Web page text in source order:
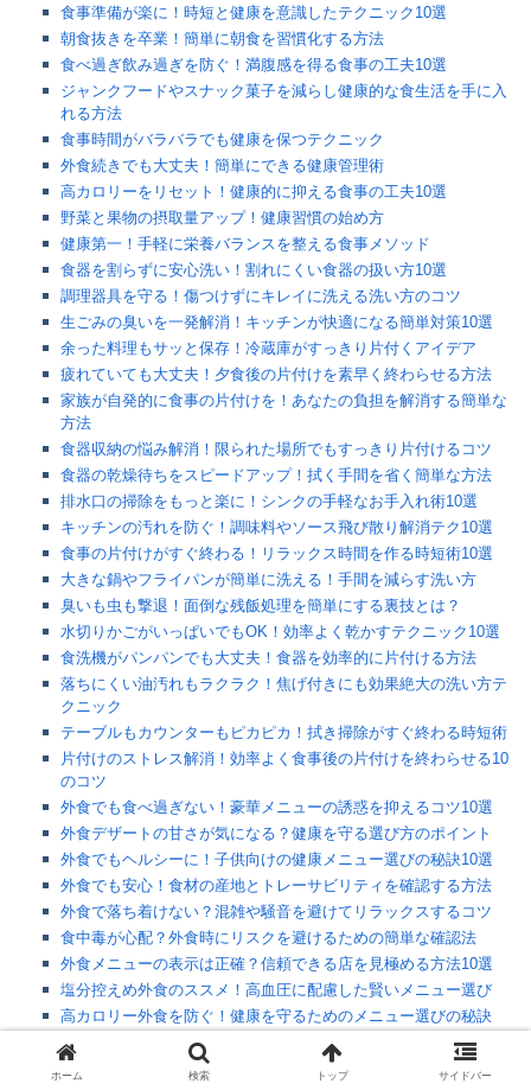
食事準備が楽に！時短と健康を意識したテクニック10選
朝食抜きを卒業！簡単に朝食を習慣化する方法
食べ過ぎ飲み過ぎを防ぐ！満腹感を得る食事の工夫10選
ジャンクフードやスナック菓子を減らし健康的な食生活を手に入
れる方法
食事時間がバラバラでも健康を保つテクニック
外食続きでも大丈夫！簡単にできる健康管理術
高カロリーをリセット！健康的に抑える食事の工夫10選
野菜と果物の摂取量アップ！健康習慣の始め方
健康第一！手軽に栄養バランスを整える食事メソッド
食器を割らずに安心洗い！割れにくい食器の扱い方10選
調理器具を守る！傷つけずにキレイに洗える洗い方のコツ
生ごみの臭いを一発解消！キッチンが快適になる簡単対策10選
余った料理もサッと保存！冷蔵庫がすっきり片付くアイデア
疲れていても大丈夫！夕食後の片付けを素早く終わらせる方法
家族が自発的に食事の片付けを！あなたの負担を解消する簡単な
方法
食器収納の悩み解消！限られた場所でもすっきり片付けるコツ
食器の乾燥待ちをスピードアップ！拭く手間を省く簡単な方法
排水口の掃除をもっと楽に！シンクの手軽なお手入れ術10選
キッチンの汚れを防ぐ！調味料やソース飛び散り解消テク10選
食事の片付けがすぐ終わる！リラックス時間を作る時短術10選
大きな鍋やフライパンが簡単に洗える！手間を減らす洗い方
臭いも虫も撃退！面倒な残飯処理を簡単にする裏技とは？
水切りかごがいっぱいでもOK！効率よく乾かすテクニック10選
食洗機がパンパンでも大丈夫！食器を効率的に片付ける方法
落ちにくい油汚れもラクラク！焦げ付きにも効果絶大の洗い方テ
クニック
テーブルもカウンターもピカピカ！拭き掃除がすぐ終わる時短術
片付けのストレス解消！効率よく食事後の片付けを終わらせる10
のコツ
外食でも食べ過ぎない！豪華メニューの誘惑を抑えるコツ10選
外食デザートの甘さが気になる？健康を守る選び方のポイント
外食でもヘルシーに！子供向けの健康メニュー選びの秘訣10選
外食でも安心！食材の産地とトレーサビリティを確認する方法
外食で落ち着けない？混雑や騒音を避けてリラックスするコツ
食中毒が心配？外食時にリスクを避けるための簡単な確認法
外食メニューの表示は正確？信頼できる店を見極める方法10選
塩分控えめ外食のススメ！高血圧に配慮した賢いメニュー選び
高カロリー外食を防ぐ！健康を守るためのメニュー選びの秘訣
食べ残しゼロ！外食時の食品ロスを防ぐ10の簡単テクニック
外食の油や調味料が心配？健康を守るための選び方とは
ホーム 検索 トップ サイドバー